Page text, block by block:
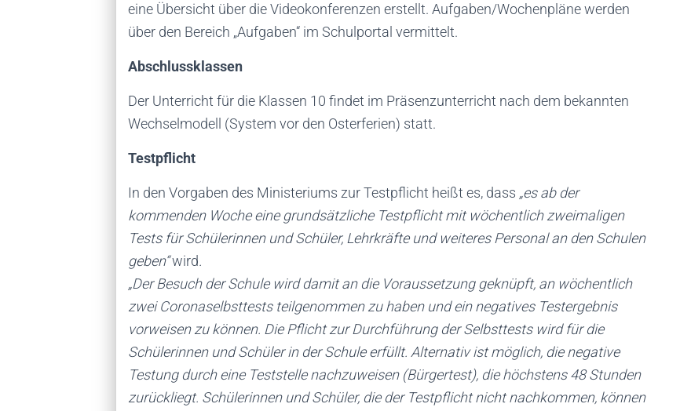
eine Übersicht über die Videokonferenzen erstellt. Aufgaben/Wochenpläne werden
über den Bereich „Aufgaben“ im Schulportal vermittelt.
Abschlussklassen
Der Unterricht für die Klassen 10 findet im Präsenzunterricht nach dem bekannten
Wechselmodell (System vor den Osterferien) statt.
Testpflicht
In den Vorgaben des Ministeriums zur Testpflicht heißt es, dass „es ab der
kommenden Woche eine grundsätzliche Testpflicht mit wöchentlich zweimaligen
Tests für Schülerinnen und Schüler, Lehrkräfte und weiteres Personal an den Schulen
geben“wird.
„Der Besuch der Schule wird damit an die Voraussetzung geknüpft, an wöchentlich
zwei Coronaselbsttests teilgenommen zu haben und ein negatives Testergebnis
vorweisen zu können. Die Pflicht zur Durchführung der Selbsttests wird für die
Schülerinnen und Schüler in der Schule erfüllt. Alternativ ist möglich, die negative
Testung durch eine Teststelle nachzuweisen (Bürgertest), die höchstens 48 Stunden
zurückliegt. Schülerinnen und Schüler, die der Testpflicht nicht nachkommen, können